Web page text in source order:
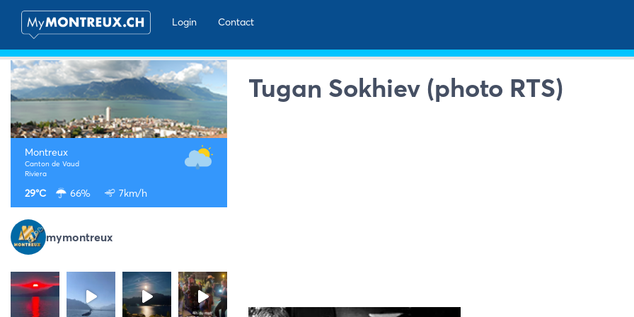
Login
Contact
Montreux
Canton de Vaud
Riviera
29°C 66% 7km/h
mymontreux
Tugan Sokhiev (photo RTS)